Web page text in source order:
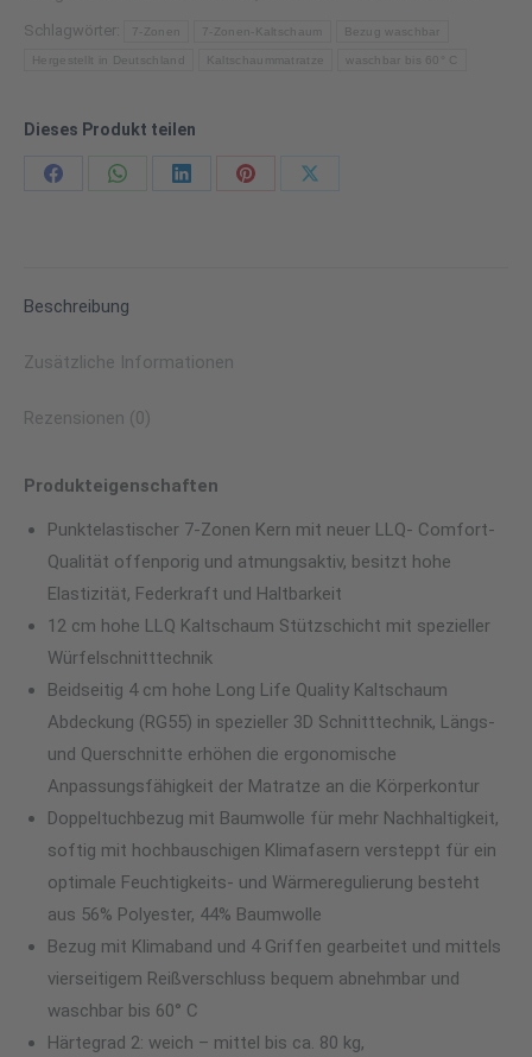
Schlagwörter: 7-Zonen 7-Zonen-Kaltschaum Bezug waschbar
Hergestellt in Deutschland Kaltschaummatratze waschbar bis 60° C
Dieses Produkt teilen
Share
Share
Share
Share
Share
Beschreibung
Zusätzliche Informationen
Rezensionen (0)
Produkteigenschaften
Punktelastischer 7-Zonen Kern mit neuer LLQ- Comfort-
Qualität offenporig und atmungsaktiv, besitzt hohe
Elastizität, Federkraft und Haltbarkeit
12 cm hohe LLQ Kaltschaum Stützschicht mit spezieller
Würfelschnitttechnik
Beidseitig 4 cm hohe Long Life Quality Kaltschaum
Abdeckung (RG55) in spezieller 3D Schnitttechnik, Längs-
und Querschnitte erhöhen die ergonomische
Anpassungsfähigkeit der Matratze an die Körperkontur
Doppeltuchbezug mit Baumwolle für mehr Nachhaltigkeit,
softig mit hochbauschigen Klimafasern versteppt für ein
optimale Feuchtigkeits- und Wärmeregulierung besteht
aus 56% Polyester, 44% Baumwolle
Bezug mit Klimaband und 4 Griffen gearbeitet und mittels
vierseitigem Reißverschluss bequem abnehmbar und
waschbar bis 60° C
Härtegrad 2: weich – mittel bis ca. 80 kg,